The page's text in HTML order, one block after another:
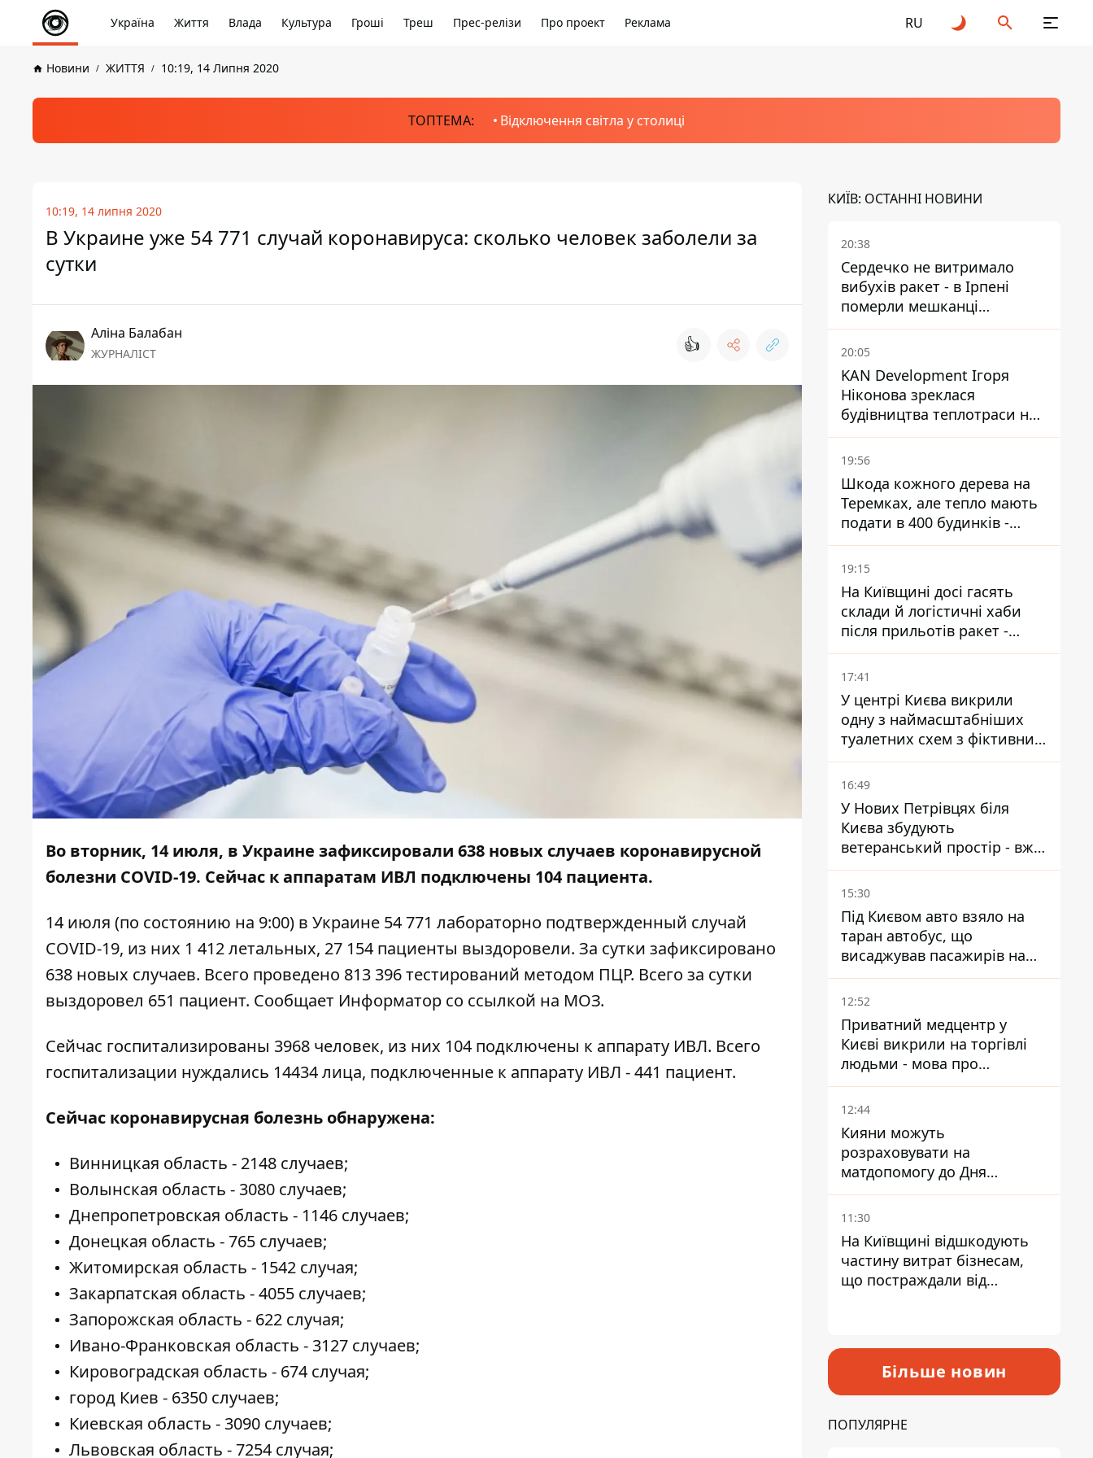
Україна Життя Влада Культура Гроші Треш Прес-релізи Про проект Реклама RU
Новини ЖИТТЯ 10:19, 14 Липня 2020
ТОПТЕМА: Відключення світла у столиці
10:19, 14 липня 2020
В Украине уже 54 771 случай коронавируса: сколько человек заболели за
сутки
Аліна Балабан
ЖУРНАЛІСТ 👍
Во вторник, 14 июля, в Украине зафиксировали 638 ​​новых случаев коронавирусной
болезни COVID-19. Сейчас к аппаратам ИВЛ подключены 104 пациента.
14 июля (по состоянию на 9:00) в Украине 54 771 лабораторно подтвержденный случай
COVID-19, из них 1 412 летальных, 27 154 пациенты выздоровели. За сутки зафиксировано
638 ​​новых случаев. Всего проведено 813 396 тестирований методом ПЦР. Всего за сутки
выздоровел 651 пациент. Сообщает Информатор со ссылкой на МОЗ.
Сейчас госпитализированы 3968 человек, из них 104 подключены к аппарату ИВЛ. Всего
госпитализации нуждались 14434 лица, подключенные к аппарату ИВЛ - 441 пациент.
Сейчас коронавирусная болезнь обнаружена:
Винницкая область - 2148 случаев;
Волынская область - 3080 случаев;
Днепропетровская область - 1146 случаев;
Донецкая область - 765 случаев;
Житомирская область - 1542 случая;
Закарпатская область - 4055 случаев;
Запорожская область - 622 случая;
Ивано-Франковская область - 3127 случаев;
Кировоградская область - 674 случая;
город Киев - 6350 случаев;
Киевская область - 3090 случаев;
Львовская область - 7254 случая;
КИЇВ: ОСТАННІ НОВИНИ
20:38
Сердечко не витримало
вибухів ракет - в Ірпені
померли мешканці
притулку для собак з
інвалідністю
20:05
KAN Development Ігоря
Ніконова зреклася
будівництва теплотраси на
Теремках
19:56
Шкода кожного дерева на
Теремках, але тепло мають
подати в 400 будинків -
депутатка Київради
19:15
На Київщині досі гасять
склади й логістичні хаби
після прильотів ракет -
ДСНС
17:41
У центрі Києва викрили
одну з наймасштабніших
туалетних схем з фіктивним
будинком
16:49
У Нових Петрівцях біля
Києва збудують
ветеранський простір - вже
знайшли проєктанта
15:30
Під Києвом авто взяло на
таран автобус, що
висаджував пасажирів на
зупинці - пасажирка в
лікарні
12:52
Приватний медцентр у
Києві викрили на торгівлі
людьми - мова про
сурогатне материнство
12:44
Кияни можуть
розраховувати на
матдопомогу до Дня
незалежності - кому її
дадуть
11:30
На Київщині відшкодують
частину витрат бізнесам,
що постраждали від
Більше новин
ПОПУЛЯРНЕ